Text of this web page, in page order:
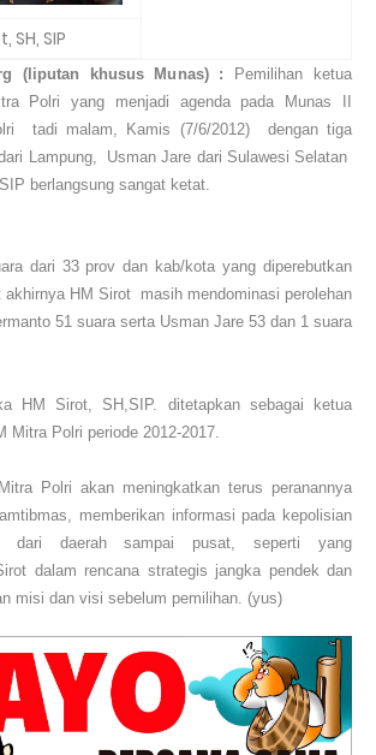
SH, SIP
(liputan khusus Munas) :
Pemilihan ketua
Polri yang menjadi agenda pada Munas II
tadi malam, Kamis (7/6/2012) dengan tiga
Lampung, Usman Jare dari Sulawesi Selatan
berlangsung sangat ketat.
dari 33 prov dan kab/kota yang diperebutkan
akhirnya HM Sirot masih mendominasi perolehan
51 suara serta Usman Jare 53 dan 1 suara
HM Sirot, SH,SIP. ditetapkan sebagai ketua
Mitra Polri periode 2012-2017.
Polri akan meningkatkan terus peranannya
memberikan informasi pada kepolisian
dari daerah sampai pusat, seperti yang
dalam rencana strategis jangka pendek dan
misi dan visi sebelum pemilihan. (yus)